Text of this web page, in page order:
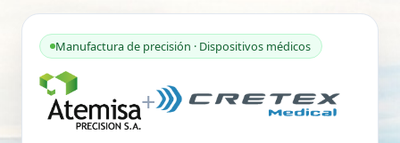
Manufactura de precisión · Dispositivos médicos
+